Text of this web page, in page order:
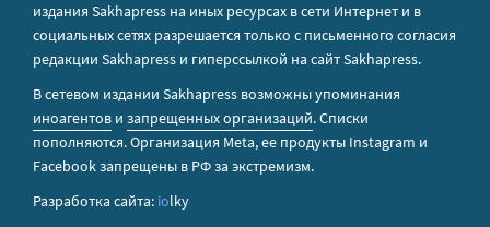
издания Sakhapress на иных ресурсах в сети Интернет и в
социальных сетях разрешается только с письменного согласия
редакции Sakhapress и гиперссылкой на сайт Sakhapress.
В сетевом издании Sakhapress возможны упоминания
иноагентов и запрещенных организаций. Списки
пополняются. Организация Metа, ее продукты Instagram и
Facebook запрещены в РФ за экстремизм.
Разработка сайта: iolky